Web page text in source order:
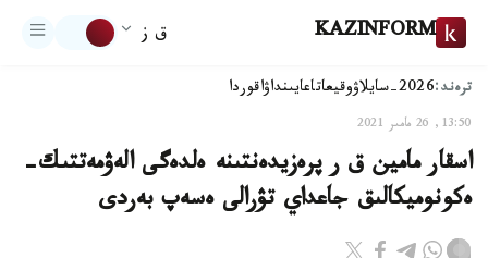
KAZINFORM ق ز
ترەند:2026-سايلاۋ وقيعاتاعايىنداۋاقوردا
13:50, 26 مامىر 2021
اسقار مامين ق ر پرەزيدەنتىنە ەلدەگى الەۋمەتتىك-
ەكونوميكالىق جاعداي تۋرالى ەسەپ بەردى